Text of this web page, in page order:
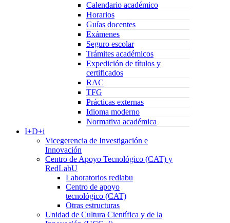
Calendario académico
Horarios
Guías docentes
Exámenes
Seguro escolar
Trámites académicos
Expedición de títulos y
certificados
RAC
TFG
Prácticas externas
Idioma moderno
Normativa académica
I+D+i
Vicegerencia de Investigación e
Innovación
Centro de Apoyo Tecnológico (CAT) y
RedLabU
Laboratorios redlabu
Centro de apoyo
tecnológico (CAT)
Otras estructuras
Unidad de Cultura Científica y de la